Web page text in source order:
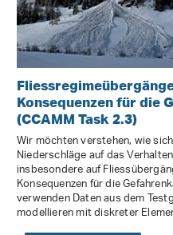
Konsequenzen für die
(CCAMM Task 2.3)
Wir möchten verstehen, wie
Niederschläge auf das
insbesondere auf
Konsequenzen für die
verwenden Daten aus dem
modellieren mit diskreter